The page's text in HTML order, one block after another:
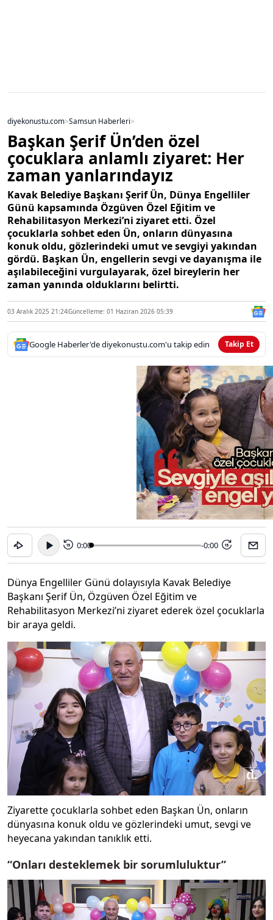
diyekonustu.com>Samsun Haberleri>
Başkan Şerif Ün’den özel
çocuklara anlamlı ziyaret: Her
zaman yanlarındayız
Kavak Belediye Başkanı Şerif Ün, Dünya Engelliler
Günü kapsamında Özgüven Özel Eğitim ve
Rehabilitasyon Merkezi’ni ziyaret etti. Özel
çocuklarla sohbet eden Ün, onların dünyasına
konuk oldu, gözlerindeki umut ve sevgiyi yakından
gördü. Başkan Ün, engellerin sevgi ve dayanışma ile
aşılabileceğini vurgulayarak, özel bireylerin her
zaman yanında olduklarını belirtti.
03 Aralık 2025 21:24Güncelleme: 01 Haziran 2026 05:39
Google Haberler'de diyekonustu.com'u takip edin Takip Et
15 0:00 -0:00 15
Dünya Engelliler Günü dolayısıyla Kavak Belediye
Başkanı Şerif Ün, Özgüven Özel Eğitim ve
Rehabilitasyon Merkezi’ni ziyaret ederek özel çocuklarla
bir araya geldi.
Ziyarette çocuklarla sohbet eden Başkan Ün, onların
dünyasına konuk oldu ve gözlerindeki umut, sevgi ve
heyecana yakından tanıklık etti.
“Onları desteklemek bir sorumluluktur”